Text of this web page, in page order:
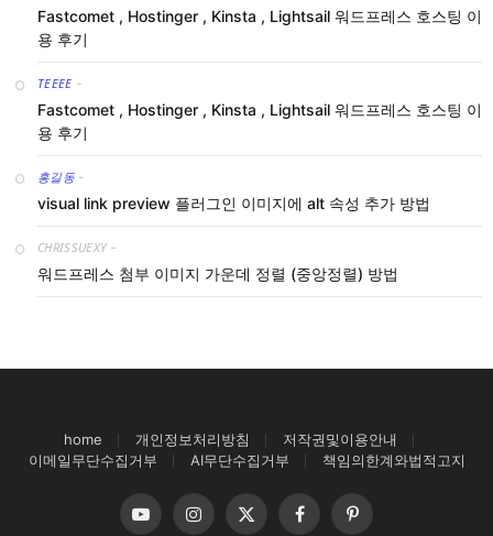
Fastcomet , Hostinger , Kinsta , Lightsail 워드프레스 호스팅 이
용 후기
TEEEE -
Fastcomet , Hostinger , Kinsta , Lightsail 워드프레스 호스팅 이
용 후기
홍길동 -
visual link preview 플러그인 이미지에 alt 속성 추가 방법
CHRISSUEXY -
워드프레스 첨부 이미지 가운데 정렬 (중앙정렬) 방법
home 개인정보처리방침
저작권및이용안내
이메일무단수집거부
AI무단수집거부 책임의한계와법적고지
YouTubeInstagram
X FacebookPinterest